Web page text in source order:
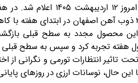
قیمت تیرآهن امروز
تیرآهن سایز ۲۰ ذوب آهن اصفهان در ابتدای
این محصول مجدد به سطح قبلی
هفته تجربه کرد و سپس به سطح قبلی
تاثیر انتظارات تورمی و نگرانی از
حال، نوسانات ارزی در روزهای